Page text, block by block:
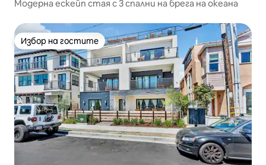
Модерна ескейп стая с 3 спални на брега на океана
Избор на гостите
Избор на гостите